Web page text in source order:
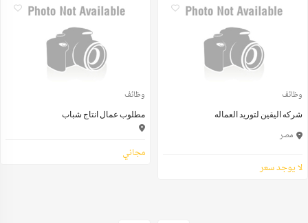
وظائف
شركه اليقين لتوريد العماله
مصر
لا يوجد سعر
وظائف
مطلوب عمال انتاج شباب
مجاني